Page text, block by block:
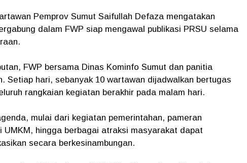
Pemprov Sumut Saifullah Defaza mengatakan
dalam FWP siap mengawal publikasi PRSU selama
FWP bersama Dinas Kominfo Sumut dan panitia
Setiap hari, sebanyak 10 wartawan dijadwalkan bertugas
rangkaian kegiatan berakhir pada malam hari.
mulai dari kegiatan pemerintahan, pameran
UMKM, hingga berbagai atraksi masyarakat dapat
secara berkesinambungan.